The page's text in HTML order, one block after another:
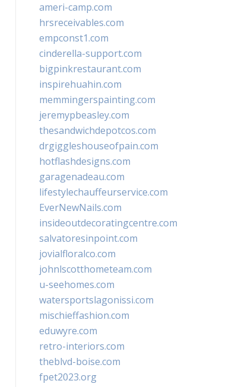
ameri-camp.com
hrsreceivables.com
empconst1.com
cinderella-support.com
bigpinkrestaurant.com
inspirehuahin.com
memmingerspainting.com
jeremypbeasley.com
thesandwichdepotcos.com
drgiggleshouseofpain.com
hotflashdesigns.com
garagenadeau.com
lifestylechauffeurservice.com
EverNewNails.com
insideoutdecoratingcentre.com
salvatoresinpoint.com
jovialfloralco.com
johnlscotthometeam.com
u-seehomes.com
watersportslagonissi.com
mischieffashion.com
eduwyre.com
retro-interiors.com
theblvd-boise.com
fpet2023.org